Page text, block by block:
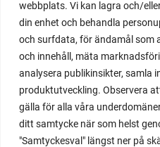
webbplats. Vi kan lagra och/
din enhet och behandla
och surfdata, för ändamål som
och innehåll, mäta
analysera publikinsikter, samla
produktutveckling. Observera
gälla för alla våra
ditt samtycke när som helst
"Samtyckesval" längst ner på
maché
majrova
majs
majskolvar
majskorn
måla
malou efter tio
mangold